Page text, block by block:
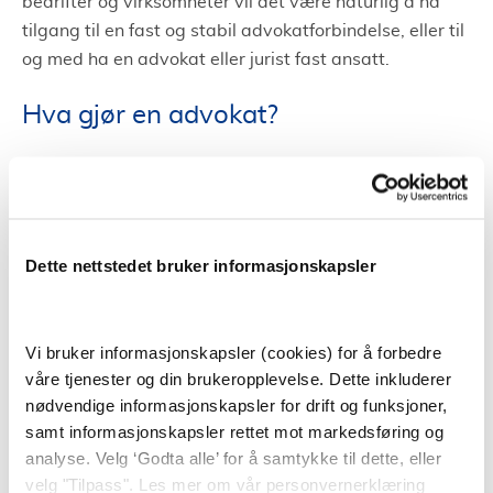
Dette nettstedet bruker informasjonskapsler
Vi bruker informasjonskapsler (cookies) for å forbedre
våre tjenester og din brukeropplevelse. Dette inkluderer
nødvendige informasjonskapsler for drift og funksjoner,
samt informasjonskapsler rettet mot markedsføring og
analyse. Velg ‘Godta alle’ for å samtykke til dette, eller
velg "Tilpass". Les mer om vår personvernerklæring
tilgang til en fast og stabil advokatforbindelse, eller til
og med ha en advokat eller jurist fast ansatt.
Hva gjør en advokat?
En advokat gir juridisk rådgivning, i tillegg til å
forhandle på vegne av klienter og fører saker for
en klients sak og gir råd om hvordan saken kan og bør
områder. På bakgrunn av dette har et advokatfirma
ofte flere dyktige advokater tilgjengelig. På den måten
kan et advokatfirma i Harstad hjelpe i mange
forskjellige saker da de har advokater som har mye
kunnskap innen ulike områder.